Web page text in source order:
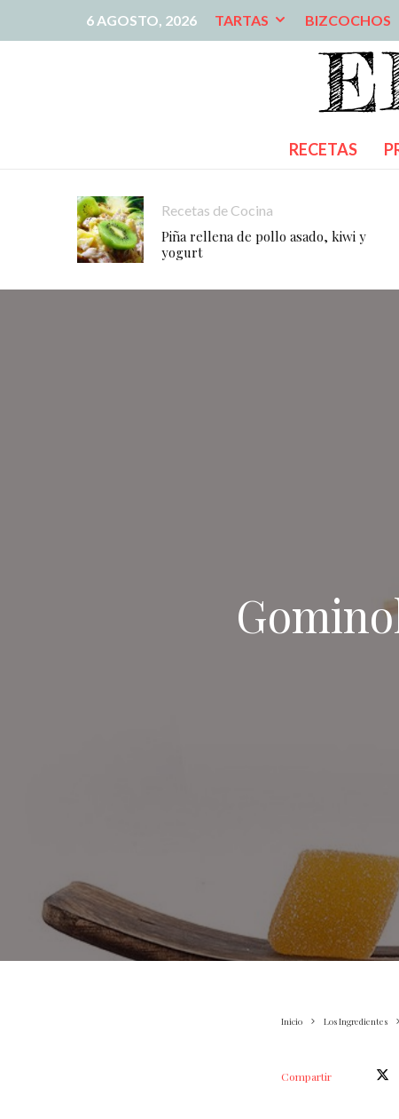
6 AGOSTO, 2026 TARTAS BIZCOCHOS
RECETAS
Recetas de Cocina
Piña rellena de pollo asado, kiwi y
yogurt
Inicio Los Ingredientes
Compartir